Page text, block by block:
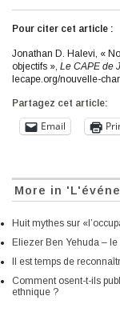
Pour citer cet article :
Jonathan D. Halevi, «
objectifs », Le CAPE de
lecape.org/nouvelle-
Partagez cet article:
Email
More in
Huit mythes sur
Eliezer Ben Yehuda – le
Il est temps de
Comment osent-t-ils
ethnique ?